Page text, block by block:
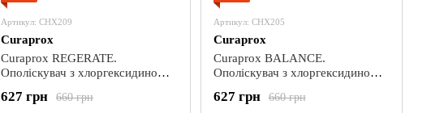
Артикул: CHX209
Curaprox
Curaprox REGERATE.
Ополіскувач з хлоргексидином
200мл.
660 грн
627 грн
Артикул: CHX205
Curaprox
Curaprox BALANCE.
Ополіскувач з хлоргексидином
полілізин + фтор, 200мл.
660 грн
627 грн